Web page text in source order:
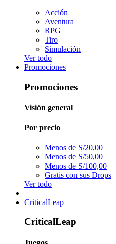
Acción
Aventura
RPG
Tiro
Simulación
Ver todo
Promociones
Promociones
Visión general
Por precio
Menos de S/20,00
Menos de S/50,00
Menos de S/100,00
Gratis con sus Drops
Ver todo
CriticalLeap
CriticalLeap